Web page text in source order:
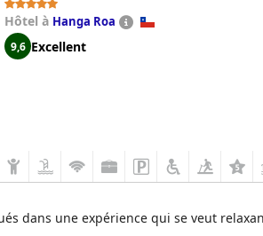
Hôtel à Hanga Roa
9,6 Excellent
dans une expérience qui se veut